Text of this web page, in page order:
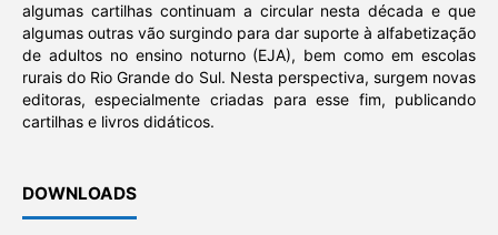
algumas cartilhas continuam a circular nesta década e que
algumas outras vão surgindo para dar suporte à alfabetização
de adultos no ensino noturno (EJA), bem como em escolas
rurais do Rio Grande do Sul. Nesta perspectiva, surgem novas
editoras, especialmente criadas para esse fim, publicando
cartilhas e livros didáticos.
DOWNLOADS